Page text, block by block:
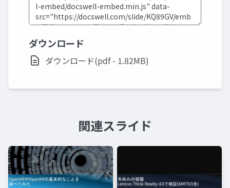
ダウンロード
ダウンロード(pdf - 1.82MB)
関連スライド